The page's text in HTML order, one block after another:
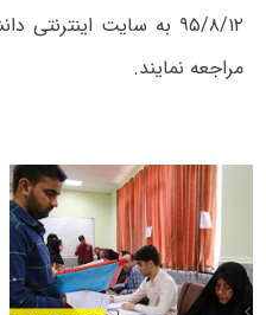
۹۵/۸/۱۲ به سایت اینترنتی دانشگاه به نشانی:
مراجعه نمایند.